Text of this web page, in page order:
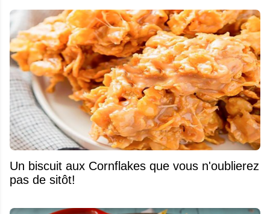
Un biscuit aux Cornflakes que vous n'oublierez
pas de sitôt!